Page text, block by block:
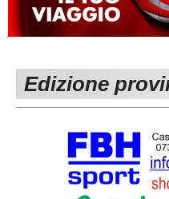
MACERATA
ECCELLENZA
1^ CATEGORIA
3^ CATEGORIA
GIOVANILI
REGIONALI
Edizione